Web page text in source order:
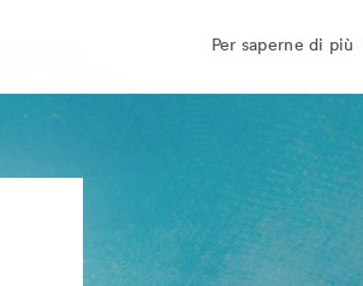
Per saperne di più